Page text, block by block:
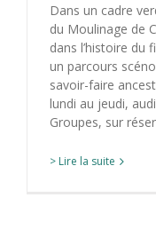
Dans un cadre
du Moulinage de
dans l’histoire du
un parcours
savoir-faire
lundi au jeudi,
Groupes, sur
> Lire la suite